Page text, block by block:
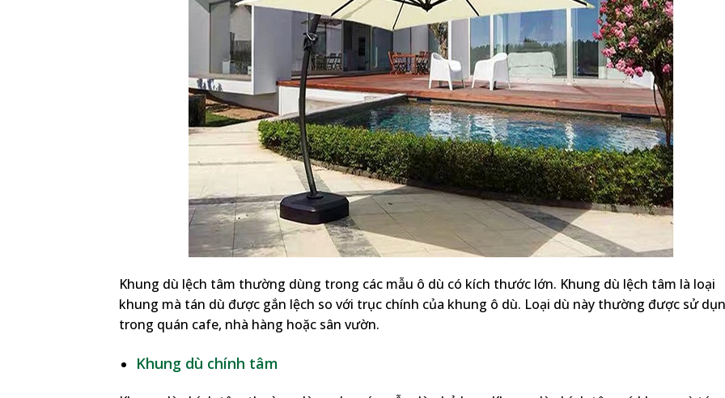
Khung dù lệch tâm thường dùng trong các mẫu ô dù có kích thước lớn. Khung dù lệch tâm là loại
khung mà tán dù được gắn lệch so với trục chính của khung ô dù. Loại dù này thường được sử
trong quán cafe, nhà hàng hoặc sân vườn.
Khung dù chính tâm